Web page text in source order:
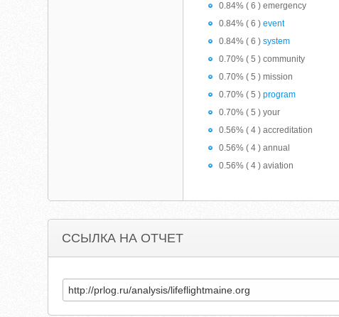
0.84% ( 6 ) emergency
0.84% ( 6 )event
0.84% ( 6 )system
0.70% ( 5 ) community
0.70% ( 5 ) mission
0.70% ( 5 )program
0.70% ( 5 ) your
0.56% ( 4 ) accreditation
0.56% ( 4 ) annual
0.56% ( 4 ) aviation
ССЫЛКА НА ОТЧЕТ